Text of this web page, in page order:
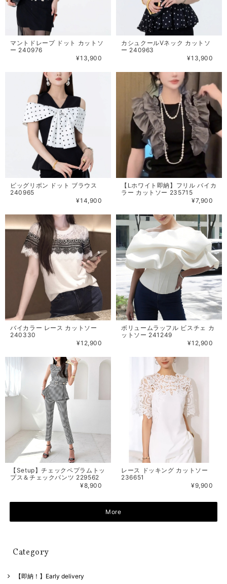
マントドレープ ドット カットソ
ー 240976
¥13,900
カシュクールVネック カットソ
ー 240963
¥13,900
ビッグリボン ドット ブラウス
240965
¥14,900
【Lホワイト即納】フリル バイカ
ラー カットソー 235715
¥7,900
バイカラー レース カットソー
240330
¥12,900
ボリュームラッフル ビスチェ カ
ットソー 241249
¥12,900
【Setup】チェックペプラムトッ
プス＆チェックパンツ 229562
¥8,900
レース ドッキング カットソー
236651
¥9,900
More
Category
【即納！】Early delivery